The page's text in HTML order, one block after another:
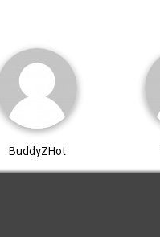
BuddyZHot